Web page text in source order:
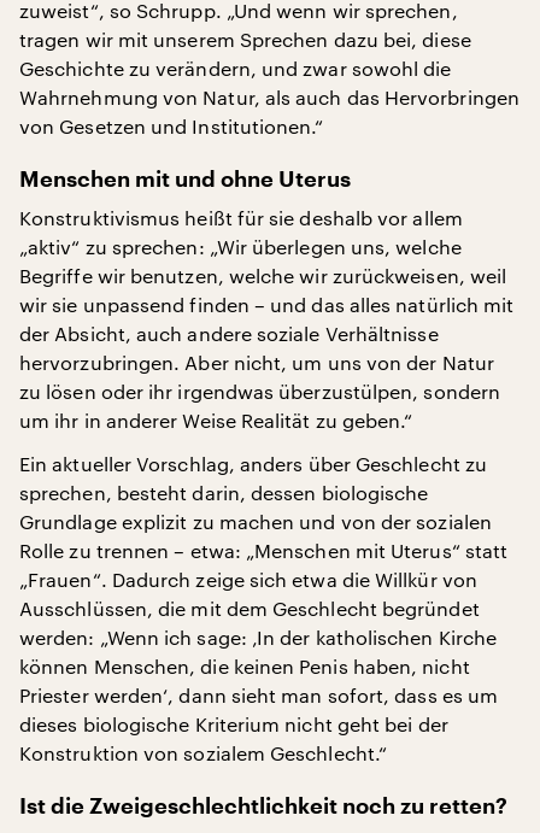
zuweist“, so Schrupp. „Und wenn wir sprechen,
tragen wir mit unserem Sprechen dazu bei, diese
Geschichte zu verändern, und zwar sowohl die
Wahrnehmung von Natur, als auch das Hervorbringen
von Gesetzen und Institutionen.“
Menschen mit und ohne Uterus
Konstruktivismus heißt für sie deshalb vor allem
„aktiv“ zu sprechen: „Wir überlegen uns, welche
Begriffe wir benutzen, welche wir zurückweisen, weil
wir sie unpassend finden – und das alles natürlich mit
der Absicht, auch andere soziale Verhältnisse
hervorzubringen. Aber nicht, um uns von der Natur
zu lösen oder ihr irgendwas überzustülpen, sondern
um ihr in anderer Weise Realität zu geben.“
Ein aktueller Vorschlag, anders über Geschlecht zu
sprechen, besteht darin, dessen biologische
Grundlage explizit zu machen und von der sozialen
Rolle zu trennen – etwa: „Menschen mit Uterus“ statt
„Frauen“. Dadurch zeige sich etwa die Willkür von
Ausschlüssen, die mit dem Geschlecht begründet
werden: „Wenn ich sage: ‚In der katholischen Kirche
können Menschen, die keinen Penis haben, nicht
Priester werden‘, dann sieht man sofort, dass es um
dieses biologische Kriterium nicht geht bei der
Konstruktion von sozialem Geschlecht.“
Ist die Zweigeschlechtlichkeit noch zu retten?